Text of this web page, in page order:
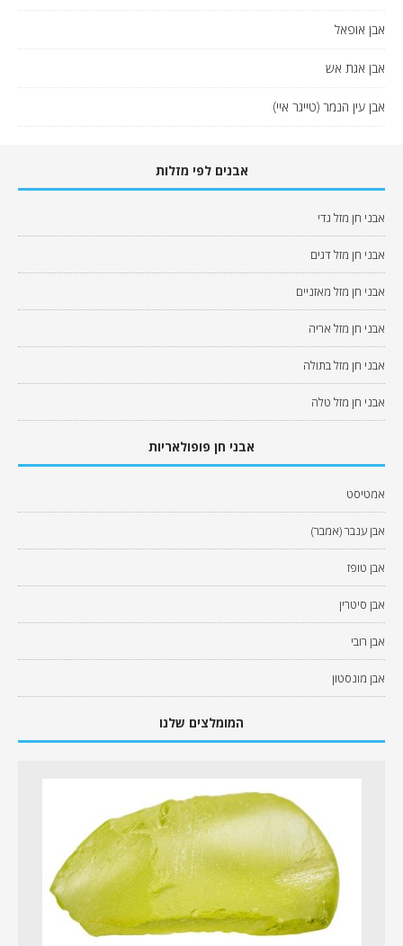
אבן אופאל
אבן אגת אש
אבן עין הנמר (טייגר איי)
אבנים לפי מזלות
אבני חן מזל גדי
אבני חן מזל דגים
אבני חן מזל מאזניים
אבני חן מזל אריה
אבני חן מזל בתולה
אבני חן מזל טלה
אבני חן פופולאריות
אמטיסט
אבן ענבר (אמבר)
אבן טופז
אבן סיטרין
אבן רובי
אבן מונסטון
המומלצים שלנו